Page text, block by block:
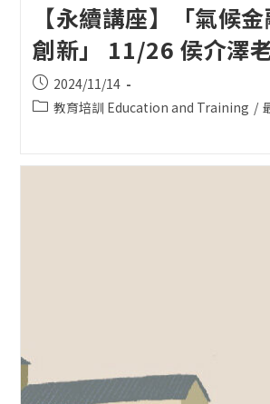
【永續講座】「氣候
創新」 11/26 侯介澤
Post
published:
2024/11/14
Post教育培訓 Education and Training /